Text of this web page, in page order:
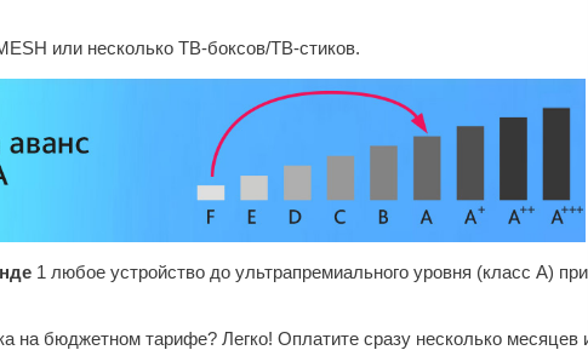
или несколько ТВ-боксов/ТВ-стиков.
1 любое устройство до ультрапремиального уровня (класс А) при
на бюджетном тарифе? Легко! Оплатите сразу несколько месяцев